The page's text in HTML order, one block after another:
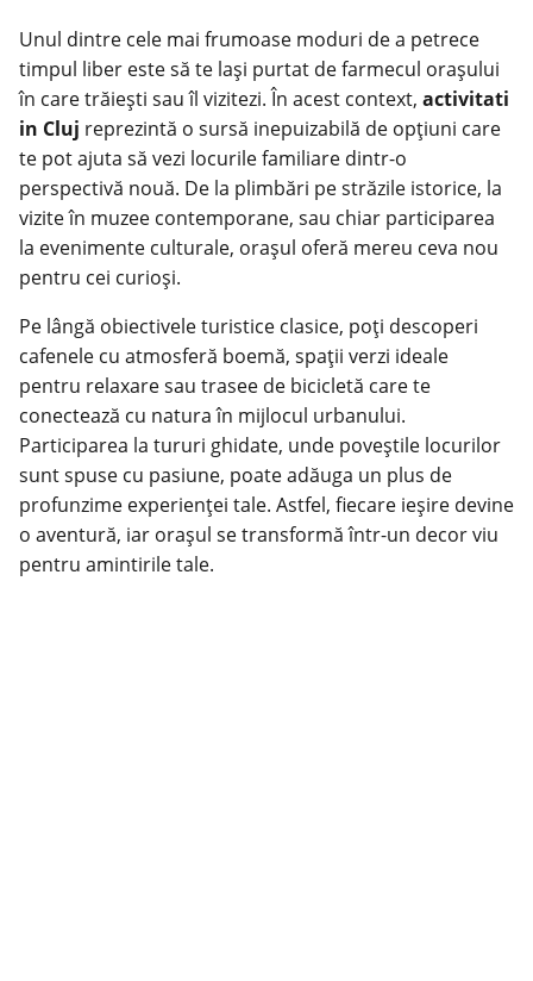
Unul dintre cele mai frumoase moduri de a petrece
timpul liber este să te lași purtat de farmecul orașului
în care trăiești sau îl vizitezi. În acest context, activitati
in Cluj reprezintă o sursă inepuizabilă de opțiuni care
te pot ajuta să vezi locurile familiare dintr-o
perspectivă nouă. De la plimbări pe străzile istorice, la
vizite în muzee contemporane, sau chiar participarea
la evenimente culturale, orașul oferă mereu ceva nou
pentru cei curioși.
Pe lângă obiectivele turistice clasice, poți descoperi
cafenele cu atmosferă boemă, spații verzi ideale
pentru relaxare sau trasee de bicicletă care te
conectează cu natura în mijlocul urbanului.
Participarea la tururi ghidate, unde poveștile locurilor
sunt spuse cu pasiune, poate adăuga un plus de
profunzime experienței tale. Astfel, fiecare ieșire devine
o aventură, iar orașul se transformă într-un decor viu
pentru amintirile tale.